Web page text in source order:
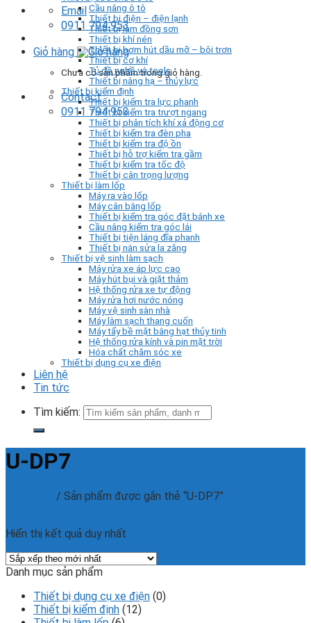
Email
0911 794 953
Giỏ hàng
Chưa có sản phẩm trong giỏ hàng.
Contact
0911 794 953
Cầu nâng ô tô
Thiết bị điện – điện lạnh
Thiết bị làm đồng sơn
Thiết bị khí nén
Thiết bị bơm hút dầu mỡ – bôi trơn
Thiết bị cơ khí
Tủ đồ nghề và tools
Thiết bị nâng hạ – thủy lực
Thiết bị kiểm định
Thiết bị kiểm tra lực phanh
Thiết bị kiểm tra trượt ngang
Thiết bị phân tích khí xả động cơ
Thiết bị kiểm tra đèn pha
Thiết bị kiểm tra độ ồn
Thiết bị hỗ trợ kiểm tra gầm
Thiết bị kiểm tra tốc độ
Thiết bị cân trọng lượng
Thiết bị làm lốp
Máy ra vào lốp
Máy cân bằng lốp
Thiết bị kiểm tra góc đặt bánh xe
Cầu nâng kiểm tra góc lái
Thiết bị tiện láng đĩa phanh
Thiết bị nắn sửa la zăng
Thiết bị vệ sinh làm sạch
Máy rửa xe áp lực cao
Máy hút bụi và giặt thảm
Hệ thống rửa xe tự động
Máy rửa hơi nước nóng
Máy vệ sinh sàn nhà
Máy làm sạch thang cuốn
Máy tẩy bề mặt bằng hạt thủy tinh
Hệ thống rửa kính và pin mặt trời
Hóa chất chăm sóc xe
Thiết bị dụng cụ xe điện
Liên hệ
Tin tức
Tìm kiếm:
U-DP7
/ Sản phẩm được gắn thẻ “U-DP7”
Hiển thị kết quả duy nhất
Danh mục sản phẩm
Thiết bị dụng cụ xe điện (0)
Thiết bị kiểm định (12)